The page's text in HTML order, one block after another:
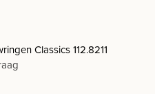
Classics 112.8211